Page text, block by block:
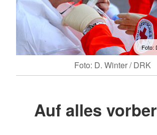
Foto:
Foto: D. Winter / DRK
Auf alles